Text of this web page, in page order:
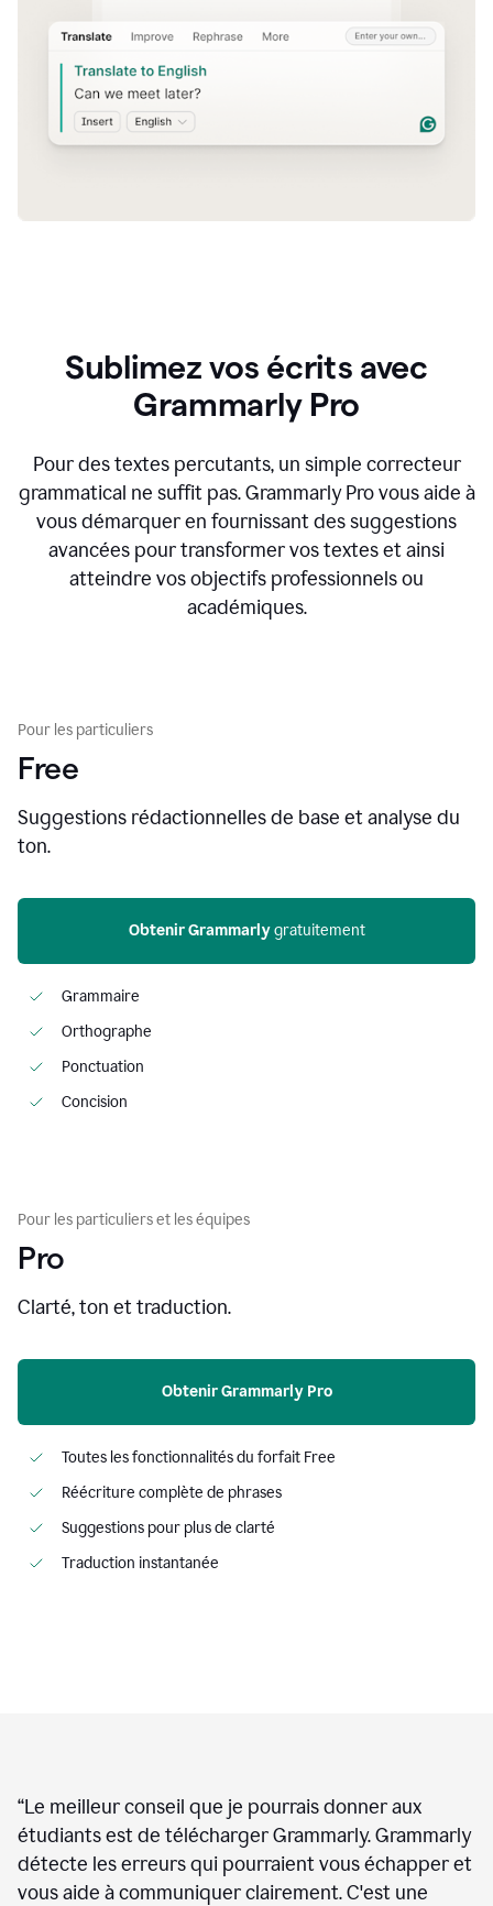
Sublimez vos écrits avec
Grammarly Pro
Pour des textes percutants, un simple correcteur
grammatical ne suffit pas. Grammarly Pro vous aide à
vous démarquer en fournissant des suggestions
avancées pour transformer vos textes et ainsi
atteindre vos objectifs professionnels ou
académiques.
Pour les particuliers
Free
Suggestions rédactionnelles de base et analyse du
ton.
Obtenir Grammarly gratuitement
Grammaire
Orthographe
Ponctuation
Concision
Pour les particuliers et les équipes
Pro
Clarté, ton et traduction.
Obtenir Grammarly Pro
Toutes les fonctionnalités du forfait Free
Réécriture complète de phrases
Suggestions pour plus de clarté
Traduction instantanée
“Le meilleur conseil que je pourrais donner aux
étudiants est de télécharger Grammarly. Grammarly
détecte les erreurs qui pourraient vous échapper et
vous aide à communiquer clairement. C'est une